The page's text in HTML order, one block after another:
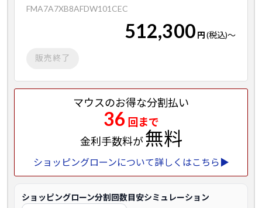
FMA7A7XB8AFDW101CEC
512,300 円(税込)～
販売終了
マウスのお得な分割払い
36 回まで
金利手数料が無料
ショッピングローンについて詳しくはこちら▶
ショッピングローン分割回数目安シミュレーション